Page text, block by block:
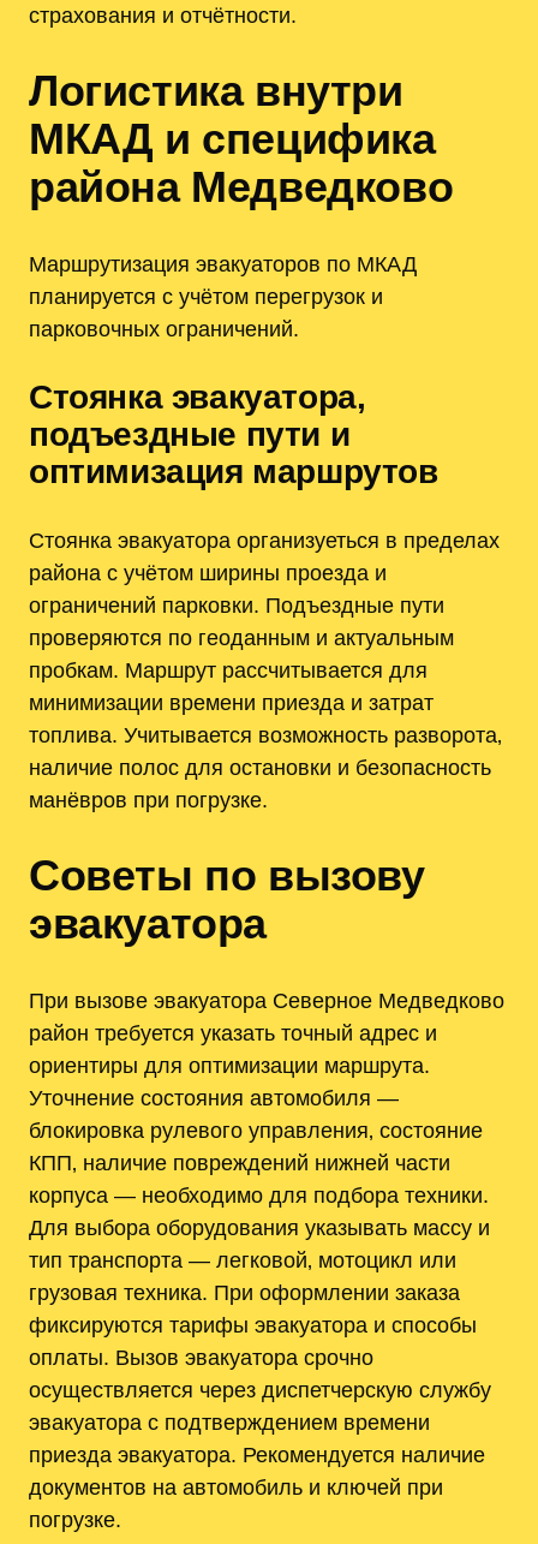
страхования и отчётности.
Логистика внутри
МКАД и специфика
района Медведково
Маршрутизация эвакуаторов по МКАД
планируется с учётом перегрузок и
парковочных ограничений.
Стоянка эвакуатора‚
подъездные пути и
оптимизация маршрутов
Стоянка эвакуатора организуеться в пределах
района с учётом ширины проезда и
ограничений парковки. Подъездные пути
проверяются по геоданным и актуальным
пробкам. Маршрут рассчитывается для
минимизации времени приезда и затрат
топлива. Учитывается возможность разворота‚
наличие полос для остановки и безопасность
манёвров при погрузке.
Советы по вызову
эвакуатора
При вызове эвакуатора Северное Медведково
район требуется указать точный адрес и
ориентиры для оптимизации маршрута.
Уточнение состояния автомобиля —
блокировка рулевого управления‚ состояние
КПП‚ наличие повреждений нижней части
корпуса — необходимо для подбора техники.
Для выбора оборудования указывать массу и
тип транспорта — легковой‚ мотоцикл или
грузовая техника. При оформлении заказа
фиксируются тарифы эвакуатора и способы
оплаты. Вызов эвакуатора срочно
осуществляется через диспетчерскую службу
эвакуатора с подтверждением времени
приезда эвакуатора. Рекомендуется наличие
документов на автомобиль и ключей при
погрузке.